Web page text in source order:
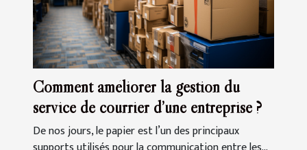
Comment améliorer la gestion du
service de courrier d’une entreprise ?
De nos jours, le papier est l’un des principaux